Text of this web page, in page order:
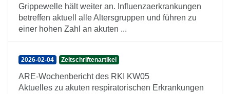
Grippewelle hält weiter an. Influenzaerkrankungen
betreffen aktuell alle Altersgruppen und führen zu
einer hohen Zahl an akuten ...
2026-02-04 Zeitschriftenartikel
ARE-Wochenbericht des RKI KW05
Aktuelles zu akuten respiratorischen Erkrankungen